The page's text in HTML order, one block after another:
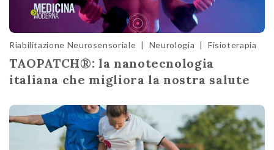
Riabilitazione Neurosensoriale | Neurologia | Fisioterapia
TAOPATCH®: la nanotecnologia
italiana che migliora la nostra salute